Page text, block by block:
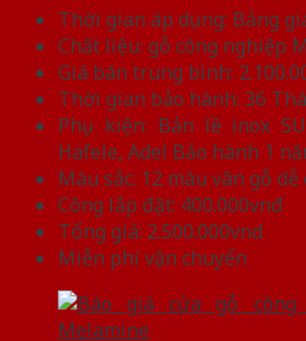
Thời gian áp dụng: Bảng
Chất liệu: gỗ công nghiệp
Giá bán trung bình:
Thời gian bảo hành: 36
Phụ kiện: Bản lề inox
Hafele, Adel Bảo hành 1
Màu sắc: 12 màu vân gỗ
Công lắp đặt: 400.000vnđ
Tổng giá: 2.500.000vnd
Miễn phí vận chuyển